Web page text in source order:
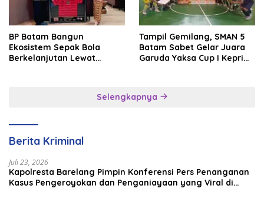
BP Batam Bangun
Ekosistem Sepak Bola
Berkelanjutan Lewat
Tampil Gemilang, SMAN 5
Batam Sabet Gelar Juara
Garuda Yaksa Cup I Kepri
Selengkapnya
Berita Kriminal
Juli 23, 2026
Kapolresta Barelang Pimpin Konferensi Pers Penanganan
Kasus Pengeroyokan dan Penganiayaan yang Viral di